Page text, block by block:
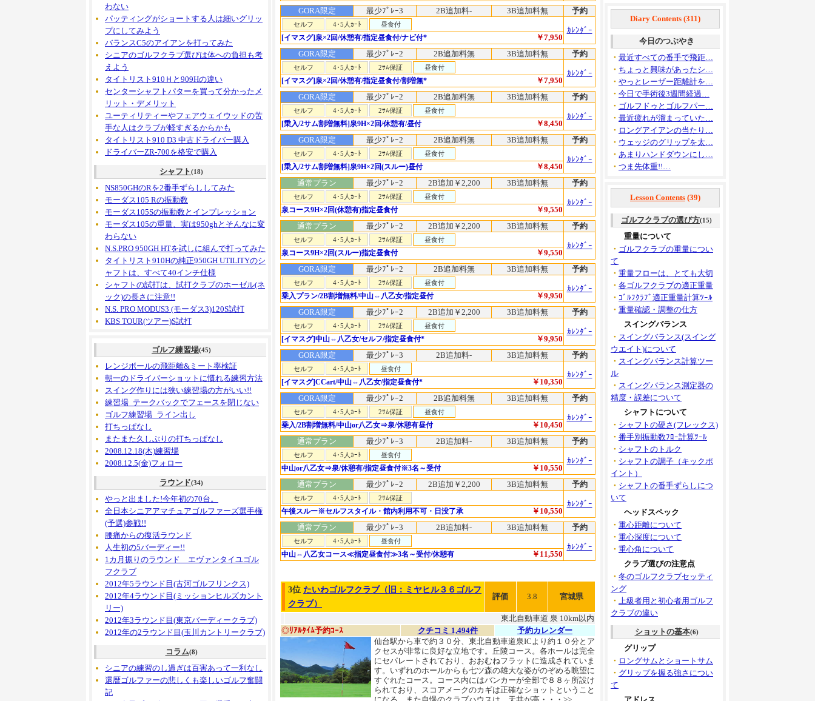
わない
パッティングがショートする人は細いグリッ
プにしてみよう
バランスC5のアイアンを打ってみた
シニアのゴルフクラブ選びは体への負担も考
えよう
タイトリスト910Ｈと909Hの違い
センターシャフトパターを買って分かったメ
リット・デメリット
ユーティリティーやフェアウェイウッドの苦
手な人はクラブが軽すぎるからかも
タイトリスト910 D3 中古ドライバー購入
ドライバーZR-700を格安で購入
シャフト(18)
NS850GHのRを2番手ずらししてみた
モーダス105 Rの振動数
モーダス105Sの振動数とインプレッション
モーダス105の重量、実は950ghとそんなに変
わらない
N.S.PRO 950GH HTを試しに組んで打ってみた
タイトリスト910Hの純正950GH UTILITYのシ
ャフトは、すべて40インチ仕様
シャフトの試打は、試打クラブのホーゼル(ネ
ック)の長さに注意!!
N.S. PRO MODUS3 (モーダス3)120S試打
KBS TOUR(ツアー)S試打
ゴルフ練習場(45)
レンジボールの飛距離&ミート率検証
朝一のドライバーショットに慣れる練習方法
スイング作りには狭い練習場の方がいい!!
練習場_テークバックでフェースを閉じない
ゴルフ練習場_ライン出し
打ちっぱなし
またまた久しぶりの打ちっぱなし
2008.12.18(木)練習場
2008.12.5(金)フォロー
ラウンド(34)
やっと出ました!今年初の70台。
全日本シニアアマチュアゴルファーズ選手権
(予選)参戦!!
腰痛からの復活ラウンド
人生初の5バーディー!!
1カ月振りのラウンド エヴァンタイユゴル
フクラブ
2012年5ラウンド目(古河ゴルフリンクス)
2012年4ラウンド目(ミッションヒルズカント
リー)
2012年3ラウンド目(東京バーディークラブ)
2012年の2ラウンド目(玉川カントリークラブ)
コラム(8)
シニアの練習のし過ぎは百害あって一利なし
還暦ゴルファーの悲しくも楽しいゴルフ奮闘
記
GORA限定
最少ﾌﾟﾚｰ3 2B追加料- 3B追加料無 予約
セルフ 4･5人ｶｰﾄ 昼食付
ｶﾚﾝﾀﾞｰ
[イマスグ]泉×2回/休憩有/指定昼食付/ナビ付*
￥7,950
GORA限定
最少ﾌﾟﾚｰ2 2B追加料無 3B追加料無 予約
セルフ 4･5人ｶｰﾄ 2ｻﾑ保証 昼食付
ｶﾚﾝﾀﾞｰ
[イマスグ]泉×2回/休憩有/指定昼食付/割増無*
￥7,950
GORA限定
最少ﾌﾟﾚｰ2 2B追加料無 3B追加料無 予約
セルフ 4･5人ｶｰﾄ 2ｻﾑ保証 昼食付
ｶﾚﾝﾀﾞｰ
[乗入/2サム割増無料]泉9H×2回/休憩有/昼付
￥8,450
GORA限定
最少ﾌﾟﾚｰ2 2B追加料無 3B追加料無 予約
セルフ 4･5人ｶｰﾄ 2ｻﾑ保証 昼食付
ｶﾚﾝﾀﾞｰ
[乗入/2サム割増無料]泉9H×2回(スルー)昼付
￥8,450
通常プラン
最少ﾌﾟﾚｰ2 2B追加￥2,200 3B追加料無 予約
セルフ 4･5人ｶｰﾄ 2ｻﾑ保証 昼食付
ｶﾚﾝﾀﾞｰ
泉コース9H×2回(休憩有)指定昼食付
￥9,550
通常プラン
最少ﾌﾟﾚｰ2 2B追加￥2,200 3B追加料無 予約
セルフ 4･5人ｶｰﾄ 2ｻﾑ保証 昼食付
ｶﾚﾝﾀﾞｰ
泉コース9H×2回(スルー)指定昼食付
￥9,550
GORA限定
最少ﾌﾟﾚｰ2 2B追加料無 3B追加料無 予約
セルフ 4･5人ｶｰﾄ 2ｻﾑ保証 昼食付
ｶﾚﾝﾀﾞｰ
乗入プラン/2B割増無料/中山⇔八乙女/指定昼付
￥9,950
GORA限定
最少ﾌﾟﾚｰ2 2B追加￥2,200 3B追加料無 予約
セルフ 4･5人ｶｰﾄ 2ｻﾑ保証 昼食付
ｶﾚﾝﾀﾞｰ
[イマスグ]中山⇔八乙女/セルフ/指定昼食付*
￥9,950
GORA限定
最少ﾌﾟﾚｰ3 2B追加料- 3B追加料無 予約
セルフ 4･5人ｶｰﾄ 昼食付
ｶﾚﾝﾀﾞｰ
[イマスグ]CCart/中山⇔八乙女/指定昼食付*
￥10,350
GORA限定
最少ﾌﾟﾚｰ2 2B追加料無 3B追加料無 予約
セルフ 4･5人ｶｰﾄ 2ｻﾑ保証 昼食付
ｶﾚﾝﾀﾞｰ
乗入/2B割増無料/中山or八乙女⇒泉/休憩有昼付
￥10,450
通常プラン
最少ﾌﾟﾚｰ3 2B追加料- 3B追加料無 予約
セルフ 4･5人ｶｰﾄ 昼食付
ｶﾚﾝﾀﾞｰ
中山or八乙女⇒泉/休憩有/指定昼食付※3名～受付
￥10,550
通常プラン
最少ﾌﾟﾚｰ2 2B追加￥2,200 3B追加料無 予約
セルフ 4･5人ｶｰﾄ 2ｻﾑ保証
ｶﾚﾝﾀﾞｰ
午後スルー※セルフスタイル・館内利用不可・日没了承
￥10,550
通常プラン
最少ﾌﾟﾚｰ3 2B追加料- 3B追加料無 予約
セルフ 4･5人ｶｰﾄ 昼食付
ｶﾚﾝﾀﾞｰ
中山⇔八乙女コース≪指定昼食付≫3名～受付/休憩有 ￥11,550
3位 たいわゴルフクラブ（旧：ミヤヒル３６ゴルフ
クラブ）
評価 3.8 宮城県
東北自動車道 泉 10km以内
◎ﾘｱﾙﾀｲﾑ予約ｺｰｽ クチコミ 1,494件
予約カレンダー
仙台駅から車で約３０分、東北自動車道泉ICより約１０分とア
クセスが非常に良好な立地です。丘陵コース。各ホールは完全
にセパレートされており、おおむねフラットに造成されていま
す。いずれのホールからも七ツ森の雄大な姿がのぞめる眺望に
すぐれたコース。コース内にはバンカーが全部で８８ヶ所設け
られており、スコアメークのカギは正確なショットということ
Diary Contents (311)
今日のつぶやき
・ 最近すべての番手で飛距…
・ ちょっと興味があったシ…
・ やっとレーザー距離計を…
・ 今日で手術後3週間経過…
・ ゴルフドゥとゴルフパー…
・ 最近疲れが溜まっていた…
・ ロングアイアンの当たり…
・ ウェッジのグリップを太…
・ あまりハンドダウンにし…
・ つま先体重!!…
Lesson Contents (39)
ゴルフクラブの選び方(15)
重量について
・ ゴルフクラブの重量につい
て
・ 重量フローは、とても大切
・ 各ゴルフクラブの適正重量
・ ｺﾞﾙﾌｸﾗﾌﾞ適正重量計算ﾂｰﾙ
・ 重量確認・調整の仕方
スイングバランス
・ スイングバランス(スイング
ウエイト)について
・ スイングバランス計算ツー
ル
・ スイングバランス測定器の
精度・誤差について
シャフトについて
・ シャフトの硬さ(フレックス)
・ 番手別振動数ﾌﾛｰ計算ﾂｰﾙ
・ シャフトのトルク
・ シャフトの調子（キックポ
イント）
・ シャフトの番手ずらしにつ
いて
ヘッドスペック
・ 重心距離について
・ 重心深度について
・ 重心角について
クラブ選びの注意点
・ 冬のゴルフクラブセッティ
ング
・ 上級者用と初心者用ゴルフ
クラブの違い
ショットの基本(6)
グリップ
・ ロングサムとショートサム
・ グリップを握る強さについ
て